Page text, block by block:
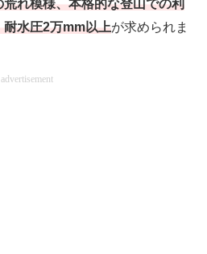
れ模様、本格的な登山での利
耐水圧2万mm以上が求められま
advertisement